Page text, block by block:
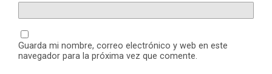
Guarda mi nombre, correo electrónico y web en este
navegador para la próxima vez que comente.